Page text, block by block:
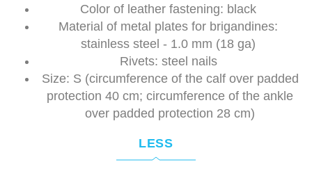
Color of leather fastening: black
Material of metal plates for brigandines:
stainless steel - 1.0 mm (18 ga)
Rivets: steel nails
Size: S (circumference of the calf over padded
protection 40 cm; circumference of the ankle
over padded protection 28 cm)
LESS